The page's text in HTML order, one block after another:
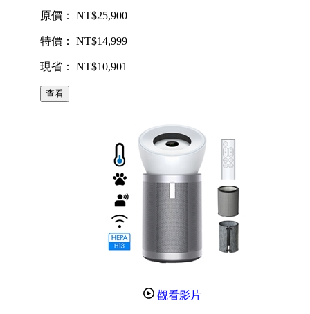
原價： NT$25,900
特價： NT$14,999
現省： NT$10,901
查看
觀看影片